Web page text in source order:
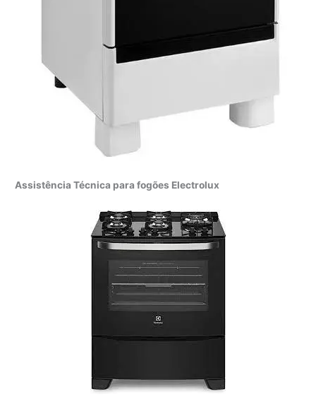
Assistência Técnica para fogões Electrolux